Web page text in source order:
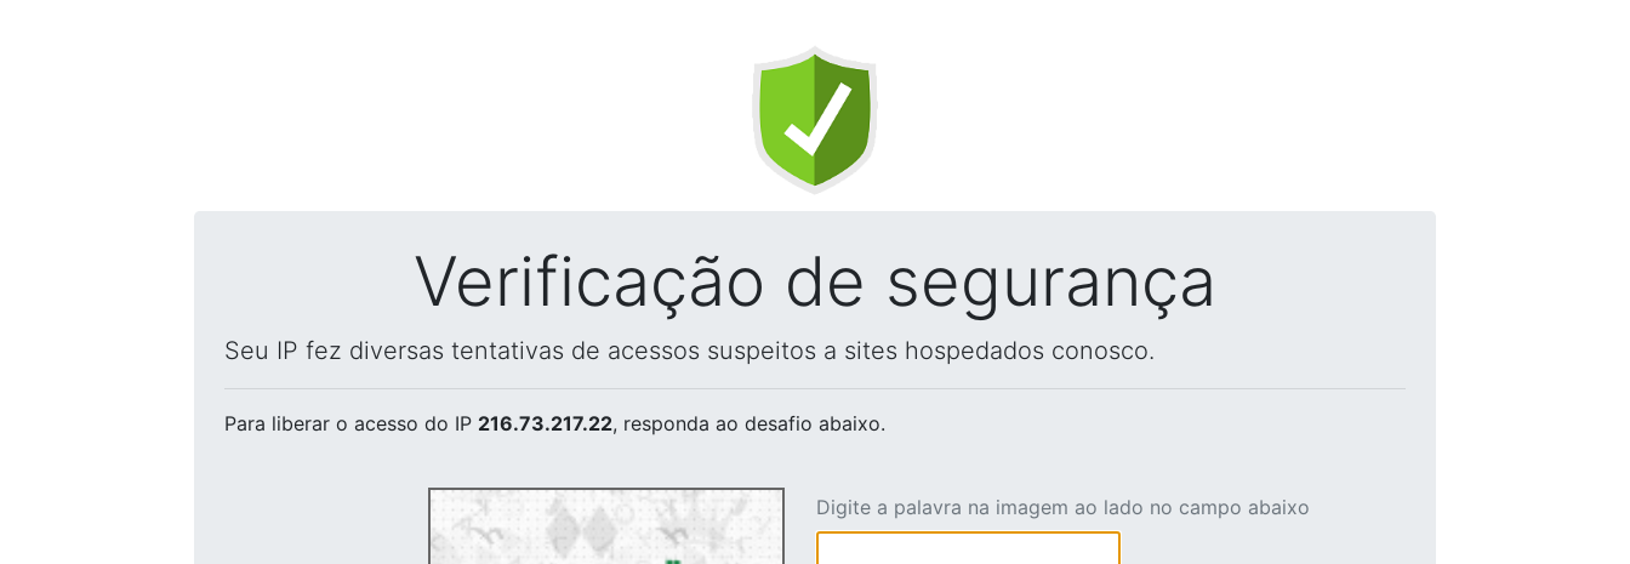
Verificação de segurança
Seu IP fez diversas tentativas de acessos suspeitos a sites hospedados conosco.
Para liberar o acesso do IP 216.73.217.22, responda ao desafio abaixo.
Digite a palavra na imagem ao lado no campo abaixo